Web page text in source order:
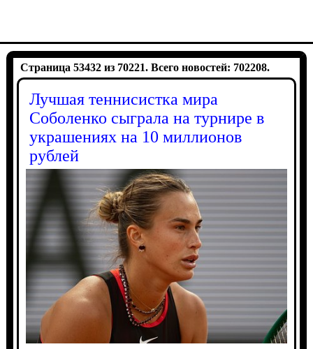
Страница 53432 из 70221. Всего новостей: 702208.
Лучшая теннисистка мира
Соболенко сыграла на турнире в
украшениях на 10 миллионов
рублей